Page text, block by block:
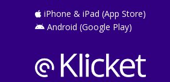
iPhone & iPad (App Store)
Android (Google Play)